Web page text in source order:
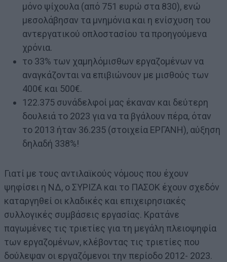
μόνο ψίχουλα (από 751 ευρώ στα 830), ενώ
μεσολάβησαν τα μνημόνια και η ενίσχυση του
αντεργατικού οπλοστασίου τα προηγούμενα
χρόνια.
το 33% των χαμηλόμισθων εργαζομένων να
αναγκάζονται να επιβιώνουν με μισθούς των
400€ και 500€.
122.375 συνάδελφοί μας έκαναν και δεύτερη
δουλειά το 2023 για να τα βγάλουν πέρα, όταν
το 2013 ήταν 36.235 (στοιχεία ΕΡΓΑΝΗ), αύξηση
δηλαδή 338%!
Γιατί με τους αντιλαϊκούς νόμους που έχουν
ψηφίσει η ΝΔ, ο ΣΥΡΙΖΑ και το ΠΑΣΟΚ έχουν σχεδόν
καταργηθεί οι κλαδικές και επιχειρησιακές
συλλογικές συμβάσεις εργασίας. Κρατάνε
παγωμένες τις τριετίες για τη μεγάλη πλειοψηφία
των εργαζομένων, κλέβοντας τις τριετίες που
δούλεψαν οι εργαζόμενοι την περίοδο 2012- 2023.